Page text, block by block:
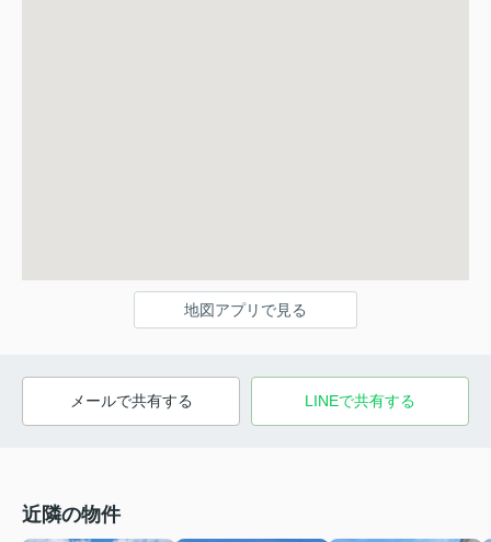
地図アプリで見る
メールで共有する LINEで共有する
近隣の物件